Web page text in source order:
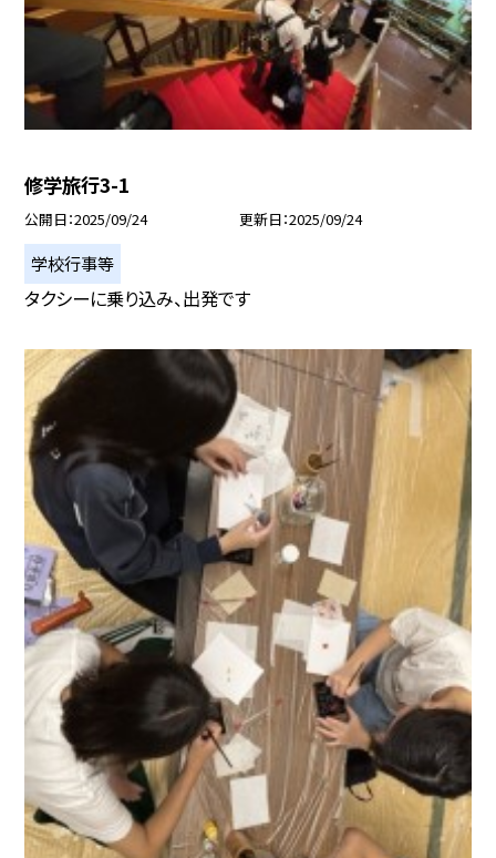
修学旅行3-1
公開日 2025/09/24 更新日 2025/09/24
学校行事等
タクシーに乗り込み、出発です